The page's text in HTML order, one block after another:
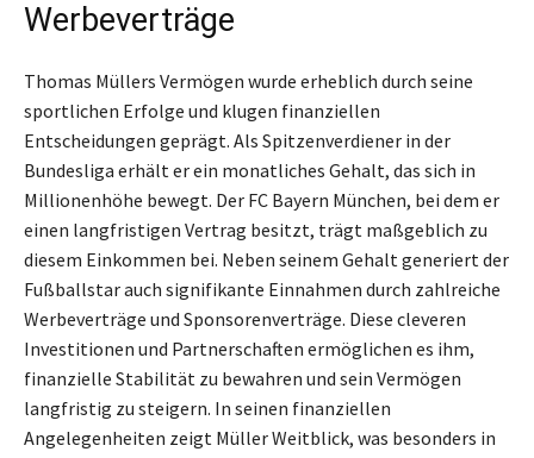
Werbeverträge
Thomas Müllers Vermögen wurde erheblich durch seine
sportlichen Erfolge und klugen finanziellen
Entscheidungen geprägt. Als Spitzenverdiener in der
Bundesliga erhält er ein monatliches Gehalt, das sich in
Millionenhöhe bewegt. Der FC Bayern München, bei dem er
einen langfristigen Vertrag besitzt, trägt maßgeblich zu
diesem Einkommen bei. Neben seinem Gehalt generiert der
Fußballstar auch signifikante Einnahmen durch zahlreiche
Werbeverträge und Sponsorenverträge. Diese cleveren
Investitionen und Partnerschaften ermöglichen es ihm,
finanzielle Stabilität zu bewahren und sein Vermögen
langfristig zu steigern. In seinen finanziellen
Angelegenheiten zeigt Müller Weitblick, was besonders in